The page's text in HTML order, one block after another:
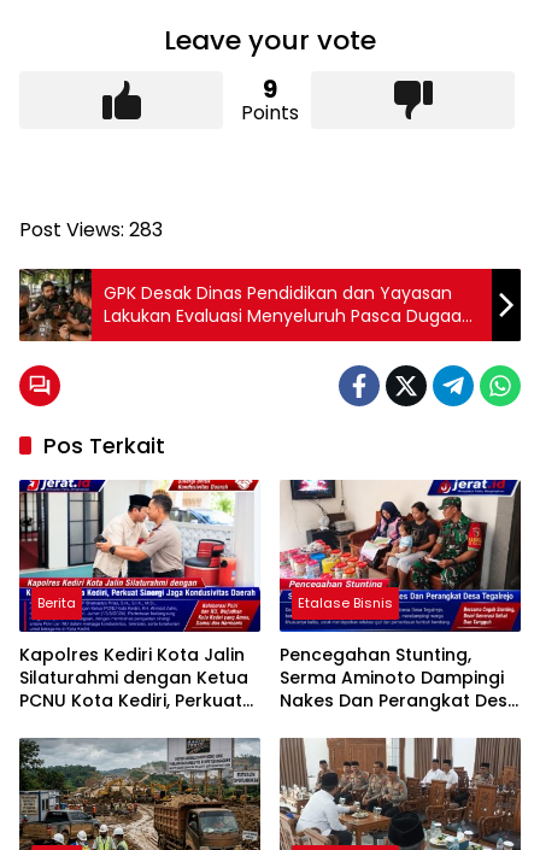
Leave your vote
9
Points
Post Views: 283
GPK Desak Dinas Pendidikan dan Yayasan
Lakukan Evaluasi Menyeluruh Pasca Dugaan
Asusila di SMK Pare
Pos Terkait
Berita
Kapolres Kediri Kota Jalin
Silaturahmi dengan Ketua
PCNU Kota Kediri, Perkuat
Daerah
Etalase Bisnis
Pencegahan Stunting,
Serma Aminoto Dampingi
Nakes Dan Perangkat Desa